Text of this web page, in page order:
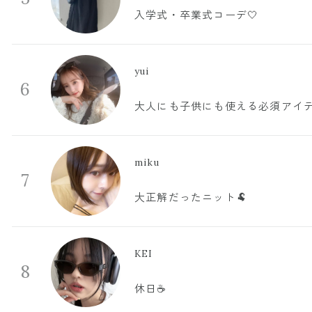
入学式・卒業式コーデ🤍
6
yui
大人にも子供にも使える必須アイ
7
miku
大正解だったニット🐏
8
KEI
休日☕️